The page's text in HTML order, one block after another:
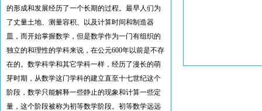
的形成和发展经历了一个长期的过程。最早人们为
了丈量土地、测量容积、以及计算时间和制造器
皿，而开始掌握数学，但是数学作为一门有组织的
独立的和理性的学科来说，在公元600年以前是不存
在的。数学科学和其它学科一样，经历了漫长的萌
芽时期，从数学这门学科的建立直至十七世纪这个
阶段，数学只能解释一些静止的现象和计算一些定
量，这个阶段被称为初等数学阶段。初等数学远远